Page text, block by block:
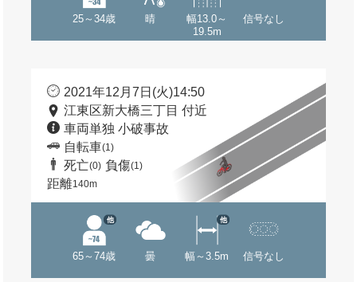
25～34歳 晴
幅13.0～
19.5m
信号なし
2021年12月7日(火)14:50
江東区新大橋三丁目 付近
車両単独 小破事故
自転車(1)
死亡(0) 負傷(1)
距離140m
65～74歳
他
曇 幅～3.5m
他
信号なし